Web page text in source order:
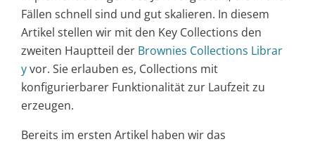
Fällen schnell sind und gut skalieren. In diesem
Artikel stellen wir mit den Key Collections den
zweiten Hauptteil der Brownies Collections Librar
yvor. Sie erlauben es, Collections mit
konfigurierbarer Funktionalität zur Laufzeit zu
erzeugen.
Bereits im ersten Artikel haben wir das